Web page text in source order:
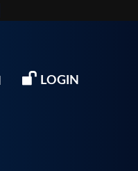
LOGIN